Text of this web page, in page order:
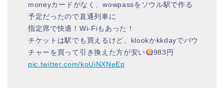
moneyカードがなく、wowpassをソウル駅で作る
予定だったので直通列車に
指定席で快適！Wi-Fiもあった！
チケットは駅でも買えるけど、klookかkkdayでバウ
チャーを買って引き換えた方が安い
983円
pic.twitter.com/koUiNXNeEp